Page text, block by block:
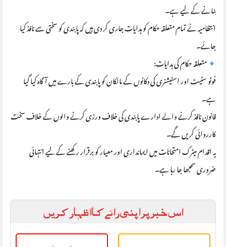
بنانے کے لیے ہے۔
انتظامیہ نے تمام متعلقہ حکام کو ہدایات جاری کر دی ہیں کہ پابندی کو سختی سے نافذ کیا
جائے۔
متعلقہ حکام کی ہدایات:
فوٹو سٹیٹ اور اسٹیشنری کی دکانوں کے مالکان کو پابندی کے بارے میں آگاہ کیا گیا
ہے۔
قانون نافذ کرنے والے ادارے پابندی کی خلاف ورزی کرنے والوں کے خلاف سخت
کارروائی کریں گے۔
یہ اقدام میٹرک امتحانات میں ایمانداری اور معیار کو برقرار رکھنے کے لیے انتہائی
ضروری سمجھا جا رہا ہے۔
اس خبر پر اپنی رائے کا اظہار کریں